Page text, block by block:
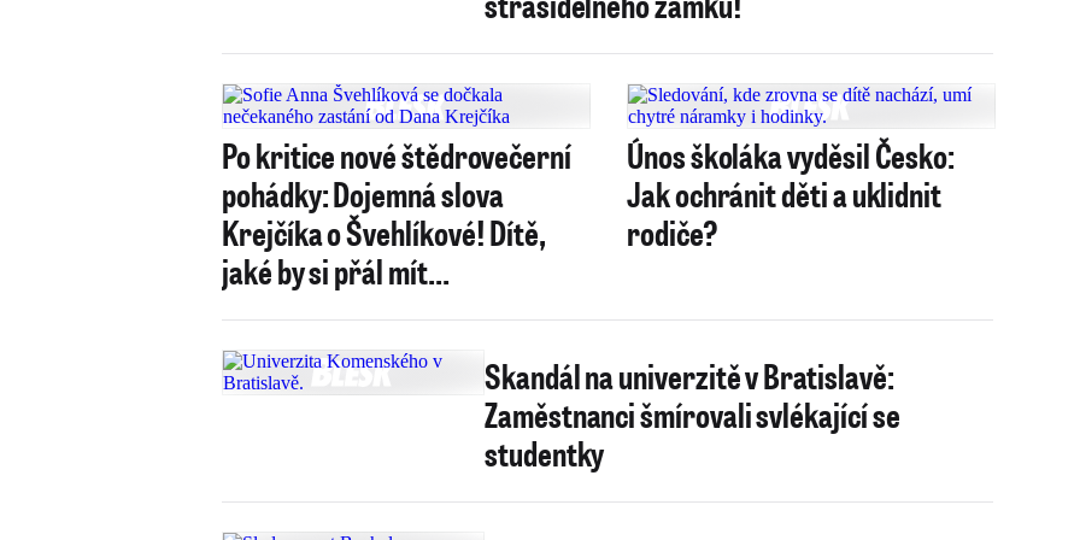
Po kritice nové štědrovečerní
pohádky: Dojemná slova
Krejčíka o Švehlíkové! Dítě,
jaké by si přál mít...
Únos školáka vyděsil Česko:
Jak ochránit děti a uklidnit
rodiče?
Skandál na univerzitě v Bratislavě:
Zaměstnanci šmírovali svlékající se
studentky